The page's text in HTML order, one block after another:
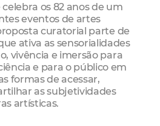
os 82 anos de um
eventos de artes
curatorial parte de
ativa as sensorialidades
vivência e imersão para
e para o público em
formas de acessar,
as subjetividades
artísticas.